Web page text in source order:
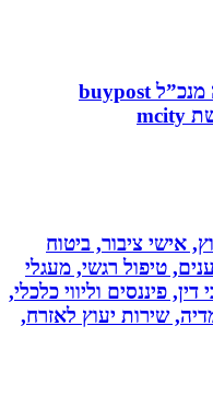
כל מאמרי התוכן שך גל חזיזה מנכ”ל buypost
ציבור, ביטוח
רגשי, מעגלי
וליווי כלכלי,
יעוץ לאזרח,